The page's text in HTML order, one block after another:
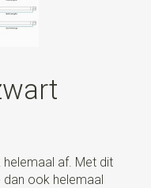
af. Met dit
ook helemaal